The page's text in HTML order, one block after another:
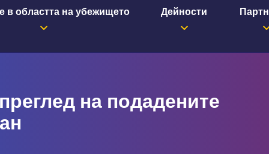
в областта на убежището Дейности
на подадените